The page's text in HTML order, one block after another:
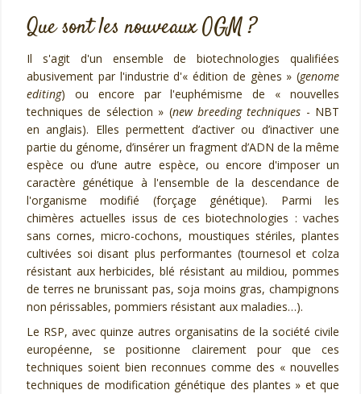
Que sont les nouveaux OGM ?
Il s'agit d'un ensemble de biotechnologies qualifiées
abusivement par l'industrie d'« édition de gènes » (genome
editing) ou encore par l'euphémisme de « nouvelles
techniques de sélection » (new breeding techniques - NBT
en anglais). Elles permettent d’activer ou d’inactiver une
partie du génome, d’insérer un fragment d’ADN de la même
espèce ou d’une autre espèce, ou encore d'imposer un
caractère génétique à l'ensemble de la descendance de
l'organisme modifié (forçage génétique). Parmi les
chimères actuelles issus de ces biotechnologies : vaches
sans cornes, micro-cochons, moustiques stériles, plantes
cultivées soi disant plus performantes (tournesol et colza
résistant aux herbicides, blé résistant au mildiou, pommes
de terres ne brunissant pas, soja moins gras, champignons
non périssables, pommiers résistant aux maladies…).
Le RSP, avec quinze autres organisatins de la société civile
européenne, se positionne clairement pour que ces
techniques soient bien reconnues comme des « nouvelles
techniques de modification génétique des plantes » et que